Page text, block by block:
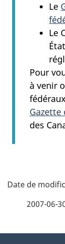
Le
Le
Pour
à venir
Gazette
des
D
2007-06-